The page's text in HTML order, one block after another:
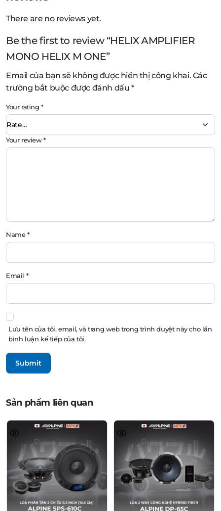
There are no reviews yet.
Be the first to review “HELIX AMPLIFIER
MONO HELIX M ONE”
Email của bạn sẽ không được hiển thị công khai. Các
trường bắt buộc được đánh dấu*
Your rating*
Your review*
Name*
Email *
Lưu tên của tôi, email, và trang web trong trình duyệt này cho lần
bình luận kế tiếp của tôi.
Sản phẩm liên quan